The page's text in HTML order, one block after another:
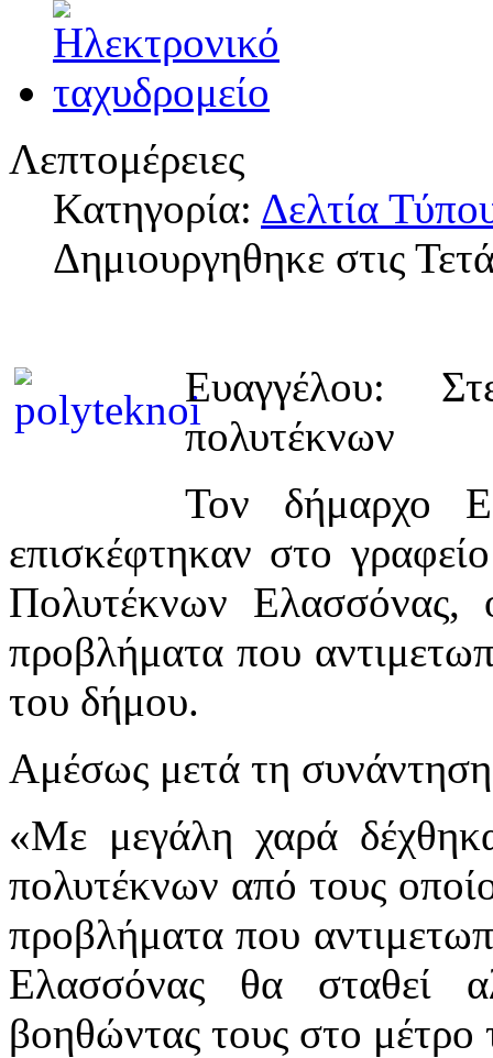
Λεπτομέρειες
Κατηγορία: Δελτία
Δημιουργηθηκε στις
Ευαγγέλου:
πολυτέκνων
Τον δήμαρχο
επισκέφτηκαν στο
Πολυτέκνων Ελασσόνας,
προβλήματα που
του δήμου.
Αμέσως μετά τη
«Με μεγάλη χαρά
πολυτέκνων από τους
προβλήματα που
Ελασσόνας θα σταθεί
βοηθώντας τους στο μέτρο